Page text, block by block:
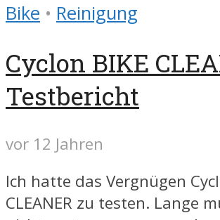
Bike • Reinigung
Cyclon BIKE
Testbericht
vor 12 Jahren
Ich hatte das Vergnügen
CLEANER zu testen. Lange